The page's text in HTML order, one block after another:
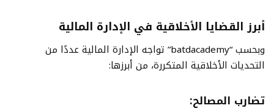
أبرز القضايا الأخلاقية في الإدارة المالية
وبحسب “batdacademy” تواجه الإدارة المالية عددًا من
التحديات الأخلاقية المتكررة، من أبرزها:
تضارب المصالح: